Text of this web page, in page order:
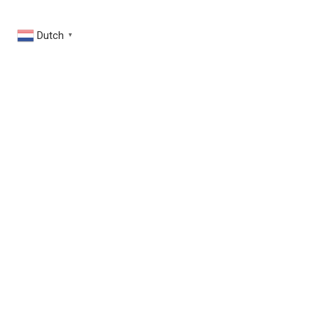
Dutch ▼